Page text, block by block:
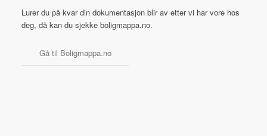
Lurer du på kvar din dokumentasjon blir av etter vi har vore hos
deg, då kan du sjekke boligmappa.no.
Gå til Boligmappa.no